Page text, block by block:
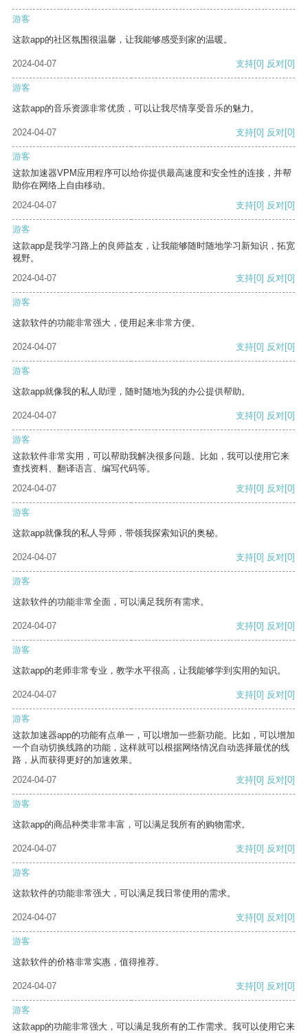
游客
这款app的社区氛围很温馨，让我能够感受到家的温暖。
2024-04-07 支持[0] 反对[0]
游客
这款app的音乐资源非常优质，可以让我尽情享受音乐的魅力。
2024-04-07 支持[0] 反对[0]
游客
这款加速器VPM应用程序可以给你提供最高速度和安全性的连接，并帮
助你在网络上自由移动。
2024-04-07
支持[0] 反对[0]
游客
这款app是我学习路上的良师益友，让我能够随时随地学习新知识，拓宽
视野。
2024-04-07
支持[0] 反对[0]
游客
这款软件的功能非常强大，使用起来非常方便。
2024-04-07 支持[0] 反对[0]
游客
这款app就像我的私人助理，随时随地为我的办公提供帮助。
2024-04-07 支持[0] 反对[0]
游客
这款软件非常实用，可以帮助我解决很多问题。比如，我可以使用它来
查找资料、翻译语言、编写代码等。
2024-04-07
支持[0] 反对[0]
游客
这款app就像我的私人导师，带领我探索知识的奥秘。
2024-04-07 支持[0] 反对[0]
游客
这款软件的功能非常全面，可以满足我所有需求。
2024-04-07 支持[0] 反对[0]
游客
这款app的老师非常专业，教学水平很高，让我能够学到实用的知识。
2024-04-07 支持[0] 反对[0]
游客
这款加速器app的功能有点单一，可以增加一些新功能。比如，可以增加
一个自动切换线路的功能，这样就可以根据网络情况自动选择最优的线
路，从而获得更好的加速效果。
2024-04-07
支持[0] 反对[0]
游客
这款app的商品种类非常丰富，可以满足我所有的购物需求。
2024-04-07 支持[0] 反对[0]
游客
这款软件的功能非常强大，可以满足我日常使用的需求。
2024-04-07 支持[0] 反对[0]
游客
这款软件的价格非常实惠，值得推荐。
2024-04-07 支持[0] 反对[0]
游客
这款app的功能非常强大，可以满足我所有的工作需求。我可以使用它来